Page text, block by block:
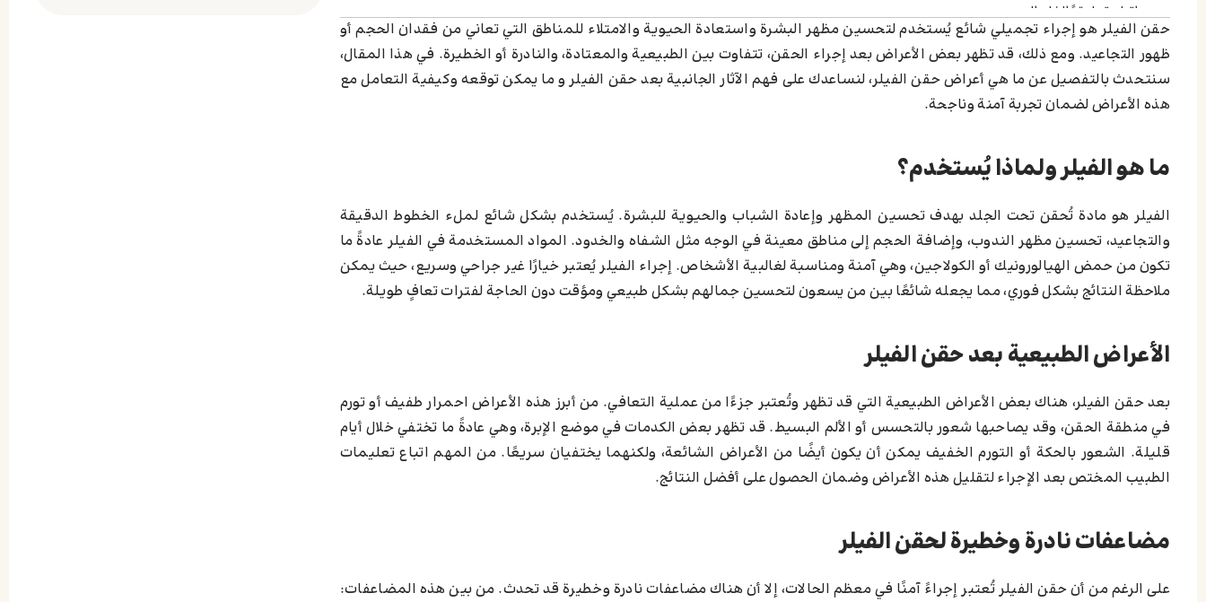
اترك تعليقاً إلغاء الرد
حقن الفيلر هو إجراء تجميلي شائع يُستخدم لتحسين مظهر البشرة واستعادة الحيوية والامتلاء للمناطق التي تعاني من فقدان الحجم أو
ظهور التجاعيد. ومع ذلك، قد تظهر بعض الأعراض بعد إجراء الحقن، تتفاوت بين الطبيعية والمعتادة، والنادرة أو الخطيرة. في هذا المقال،
سنتحدث بالتفصيل عن ما هي أعراض حقن الفيلر، لنساعدك على فهم الآثار الجانبية بعد حقن الفيلر و ما يمكن توقعه وكيفية التعامل مع
هذه الأعراض لضمان تجربة آمنة وناجحة.
ما هو الفيلر ولماذا يُستخدم؟
الفيلر هو مادة تُحقن تحت الجلد بهدف تحسين المظهر وإعادة الشباب والحيوية للبشرة. يُستخدم بشكل شائع لملء الخطوط الدقيقة
والتجاعيد، تحسين مظهر الندوب، وإضافة الحجم إلى مناطق معينة في الوجه مثل الشفاه والخدود. المواد المستخدمة في الفيلر عادةً ما
تكون من حمض الهيالورونيك أو الكولاجين، وهي آمنة ومناسبة لغالبية الأشخاص. إجراء الفيلر يُعتبر خيارًا غير جراحي وسريع، حيث يمكن
ملاحظة النتائج بشكل فوري، مما يجعله شائعًا بين من يسعون لتحسين جمالهم بشكل طبيعي ومؤقت دون الحاجة لفترات تعافٍ طويلة.
الأعراض الطبيعية بعد حقن الفيلر
بعد حقن الفيلر، هناك بعض الأعراض الطبيعية التي قد تظهر وتُعتبر جزءًا من عملية التعافي. من أبرز هذه الأعراض احمرار طفيف أو تورم
في منطقة الحقن، وقد يصاحبها شعور بالتحسس أو الألم البسيط. قد تظهر بعض الكدمات في موضع الإبرة، وهي عادةً ما تختفي خلال أيام
قليلة. الشعور بالحكة أو التورم الخفيف يمكن أن يكون أيضًا من الأعراض الشائعة، ولكنهما يختفيان سريعًا. من المهم اتباع تعليمات
الطبيب المختص بعد الإجراء لتقليل هذه الأعراض وضمان الحصول على أفضل النتائج.
مضاعفات نادرة وخطيرة لحقن الفيلر
على الرغم من أن حقن الفيلر تُعتبر إجراءً آمنًا في معظم الحالات، إلا أن هناك مضاعفات نادرة وخطيرة قد تحدث. من بين هذه المضاعفات: